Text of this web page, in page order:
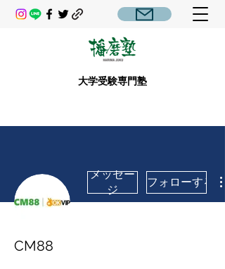
大学受験専門塾
メッセー
ジ
フォローする
CM88